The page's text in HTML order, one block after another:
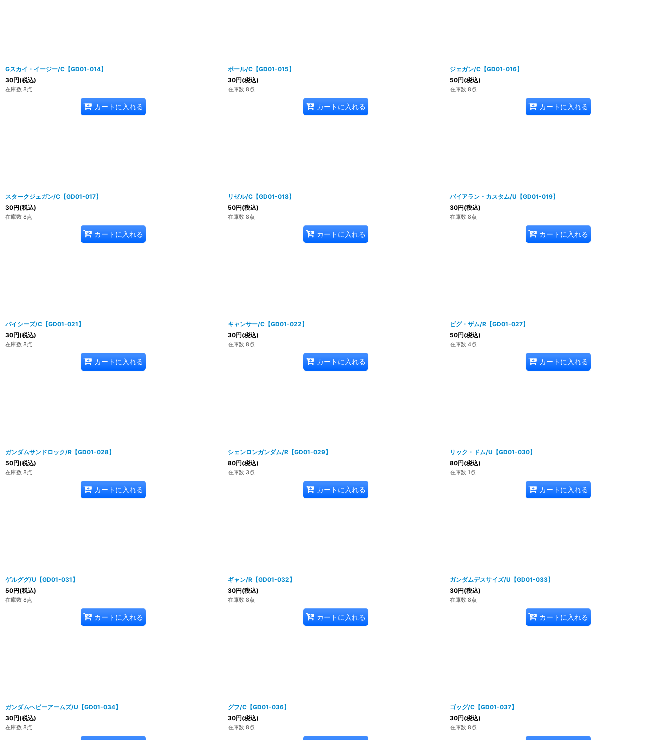
Gスカイ・イージー/C【GD01-014】
30円(税込)
在庫数 8点
カートに入れる
ボール/C【GD01-015】
30円(税込)
在庫数 8点
カートに入れる
ジェガン/C【GD01-016】
50円(税込)
在庫数 8点
カートに入れる
スタークジェガン/C【GD01-017】
30円(税込)
在庫数 8点
カートに入れる
リゼル/C【GD01-018】
50円(税込)
在庫数 8点
カートに入れる
バイアラン・カスタム/U【GD01-019】
30円(税込)
在庫数 8点
カートに入れる
パイシーズ/C【GD01-021】
30円(税込)
在庫数 8点
カートに入れる
キャンサー/C【GD01-022】
30円(税込)
在庫数 8点
カートに入れる
ビグ・ザム/R【GD01-027】
50円(税込)
在庫数 4点
カートに入れる
ガンダムサンドロック/R【GD01-028】
50円(税込)
在庫数 8点
カートに入れる
シェンロンガンダム/R【GD01-029】
80円(税込)
在庫数 3点
カートに入れる
リック・ドム/U【GD01-030】
80円(税込)
在庫数 1点
カートに入れる
ゲルググ/U【GD01-031】
50円(税込)
在庫数 8点
カートに入れる
ギャン/R【GD01-032】
30円(税込)
在庫数 8点
カートに入れる
ガンダムデスサイズ/U【GD01-033】
30円(税込)
在庫数 8点
カートに入れる
ガンダムヘビーアームズ/U【GD01-034】
30円(税込)
在庫数 8点
グフ/C【GD01-036】
30円(税込)
在庫数 8点
ゴッグ/C【GD01-037】
30円(税込)
在庫数 8点